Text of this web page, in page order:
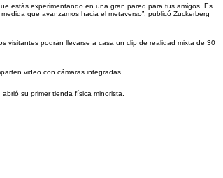
estás experimentando en una gran pared para tus amigos. Es
que avanzamos hacia el metaverso”, publicó Zuckerberg
visitantes podrán llevarse a casa un clip de realidad mixta de 30
video con cámaras integradas.
su primer tienda física minorista.